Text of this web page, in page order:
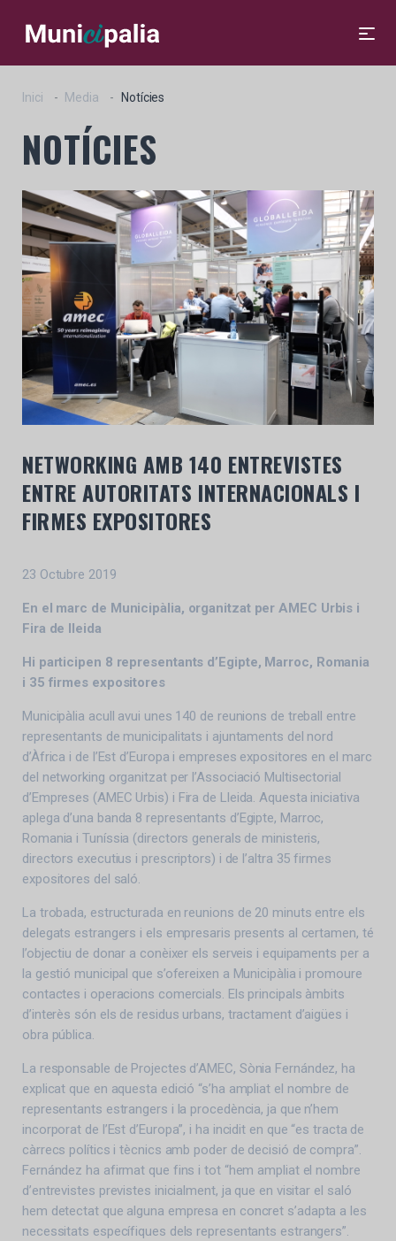
Inici Media Notícies
NOTÍCIES
NETWORKING AMB 140 ENTREVISTES
ENTRE AUTORITATS INTERNACIONALS I
FIRMES EXPOSITORES
23 Octubre 2019
En el marc de Municipàlia, organitzat per AMEC Urbis i
Fira de lleida
Hi participen 8 representants d’Egipte, Marroc, Romania
i 35 firmes expositores
Municipàlia acull avui unes 140 de reunions de treball entre
representants de municipalitats i ajuntaments del nord
d’Àfrica i de l’Est d’Europa i empreses expositores en el marc
del networking organitzat per l’Associació Multisectorial
d’Empreses (AMEC Urbis) i Fira de Lleida. Aquesta iniciativa
aplega d’una banda 8 representants d’Egipte, Marroc,
Romania i Tuníssia (directors generals de ministeris,
directors executius i prescriptors) i de l’altra 35 firmes
expositores del saló.
La trobada, estructurada en reunions de 20 minuts entre els
delegats estrangers i els empresaris presents al certamen, té
l’objectiu de donar a conèixer els serveis i equipaments per a
la gestió municipal que s’ofereixen a Municipàlia i promoure
contactes i operacions comercials. Els principals àmbits
d’interès són els de residus urbans, tractament d’aigües i
obra pública.
La responsable de Projectes d’AMEC, Sònia Fernández, ha
explicat que en aquesta edició “s’ha ampliat el nombre de
representants estrangers i la procedència, ja que n’hem
incorporat de l’Est d’Europa”, i ha incidit en que “es tracta de
càrrecs polítics i tècnics amb poder de decisió de compra”.
Fernández ha afirmat que fins i tot “hem ampliat el nombre
d’entrevistes previstes inicialment, ja que en visitar el saló
hem detectat que alguna empresa en concret s’adapta a les
necessitats específiques dels representants estrangers”.